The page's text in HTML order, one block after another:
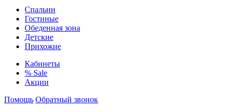
Спальни
Гостиные
Обеденная зона
Детские
Прихожие
Кабинеты
% Sale
Акции
Помощь Обратный звонок